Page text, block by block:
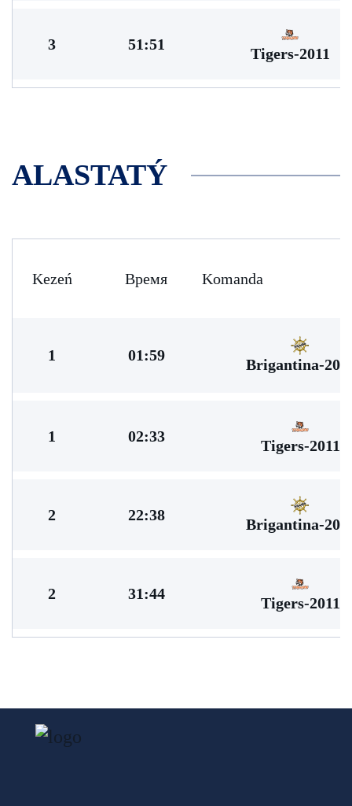
3 51:51
Tigers-2011
ALASTATÝ
Kezeń Время Komanda
1 01:59
Brigantina-
1 02:33
Tigers-2011
2 22:38
Brigantina-
2 31:44
Tigers-2011